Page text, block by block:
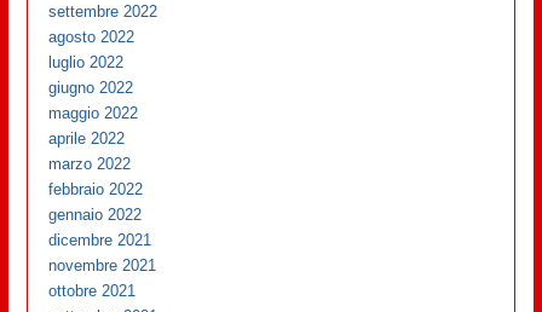
settembre 2022
agosto 2022
luglio 2022
giugno 2022
maggio 2022
aprile 2022
marzo 2022
febbraio 2022
gennaio 2022
dicembre 2021
novembre 2021
ottobre 2021